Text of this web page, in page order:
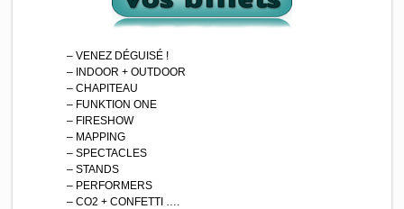
– VENEZ DÉGUISÉ !
– INDOOR + OUTDOOR
– CHAPITEAU
– FUNKTION ONE
– FIRESHOW
– MAPPING
– SPECTACLES
– STANDS
– PERFORMERS
– CO2 + CONFETTI ….